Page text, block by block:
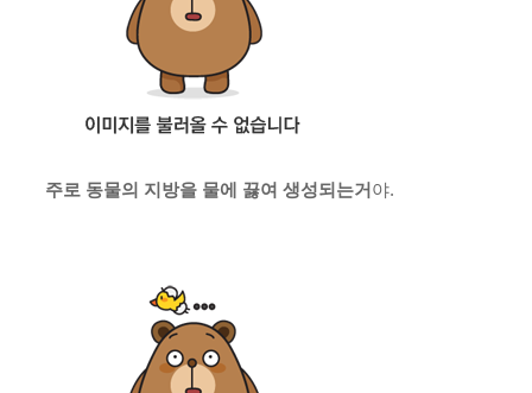
주로 동물의 지방을 물에 끓여 생성되는거 야.